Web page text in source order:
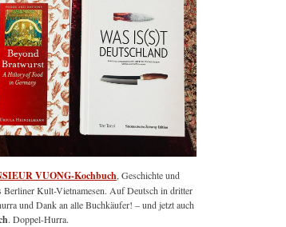
VUONG-Kochbuch , Geschichte und
Berliner Kult-Vietnamesen. Auf Deutsch in dritter
und Dank an alle Buchkäufer! – und jetzt auch
. Doppel-Hurra.